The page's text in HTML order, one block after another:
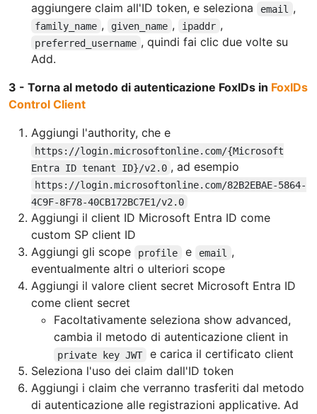
aggiungere claim all'ID token, e seleziona
email ,
family_name , given_name , ipaddr ,
preferred_username , quindi fai clic due volte su
Add.
3 - Torna al metodo di autenticazione FoxIDs in FoxIDs
Control Client
Aggiungi l'authority, che e
https://login.microsoftonline.com/{Microsoft
Entra ID tenant ID}/v2.0 , ad esempio
https://login.microsoftonline.com/82B2EBAE-5864-
4C9F-8F78-40CB172BC7E1/v2.0
Aggiungi il client ID Microsoft Entra ID come
custom SP client ID
Aggiungi gli scope
profile e email
,
eventualmente altri o ulteriori scope
Aggiungi il valore client secret Microsoft Entra ID
come client secret
Facoltativamente seleziona show advanced,
cambia il metodo di autenticazione client in
private key JWT
e carica il certificato client
Seleziona l'uso dei claim dall'ID token
Aggiungi i claim che verranno trasferiti dal metodo
di autenticazione alle registrazioni applicative. Ad